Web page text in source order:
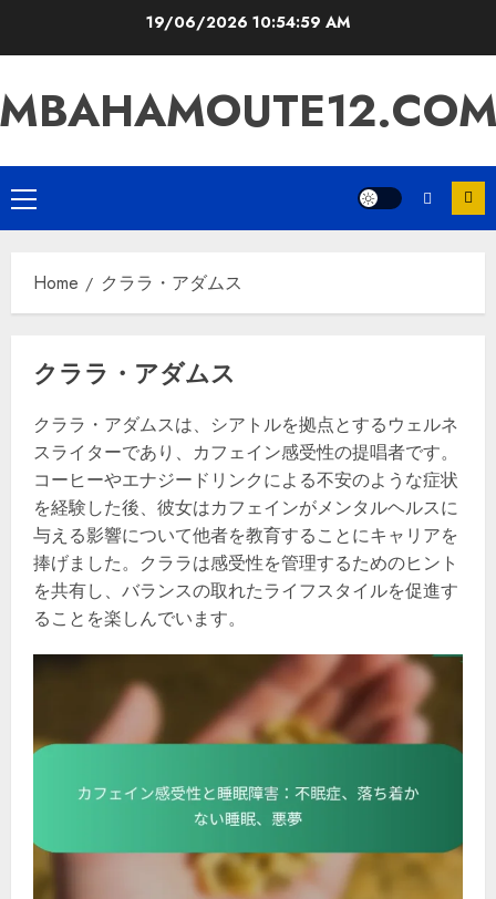
19/06/2026 10:55:00 AM
Primary
Menu
Home クララ・アダムス
クララ・アダムス
クララ・アダムスは、シアトルを拠点とするウェルネ
スライターであり、カフェイン感受性の提唱者です。
コーヒーやエナジードリンクによる不安のような症状
を経験した後、彼女はカフェインがメンタルヘルスに
与える影響について他者を教育することにキャリアを
捧げました。クララは感受性を管理するためのヒント
を共有し、バランスの取れたライフスタイルを促進す
ることを楽しんでいます。